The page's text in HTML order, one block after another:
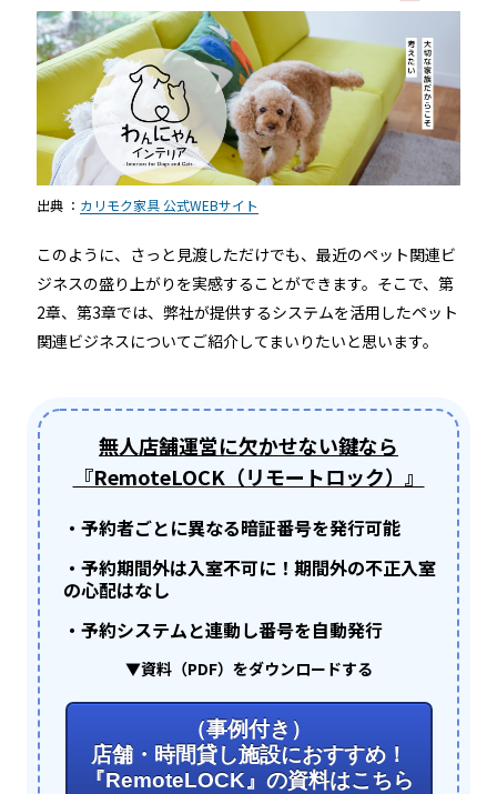
出典 ： カリモク家具 公式WEBサイト
このように、さっと見渡しただけでも、最近のペット関連ビ
ジネスの盛り上がりを実感することができます。そこで、第
2章、第3章では、弊社が提供するシステムを活用したペット
関連ビジネスについてご紹介してまいりたいと思います。
無人店舗運営に欠かせない鍵なら
『RemoteLOCK（リモートロック）』
・予約者ごとに異なる暗証番号を発行可能
・予約期間外は入室不可に！期間外の不正入室
の心配はなし
・予約システムと連動し番号を自動発行
▼資料（PDF）をダウンロードする
（事例付き）
店舗・時間貸し施設におすすめ！
『RemoteLOCK』の資料はこちら